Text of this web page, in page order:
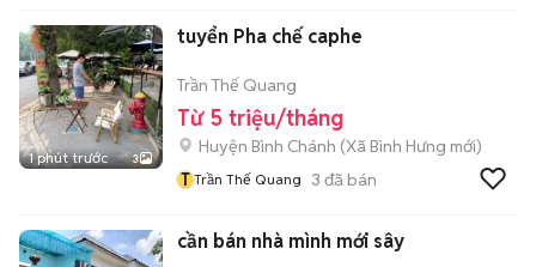
1 phút trước 3
tuyển Pha chế caphe
Trần Thế Quang
Từ 5 triệu/tháng
Huyện Bình Chánh (Xã Bình Hưng mới)
T Trần Thế Quang 3 đã bán
cần bán nhà mình mới sây